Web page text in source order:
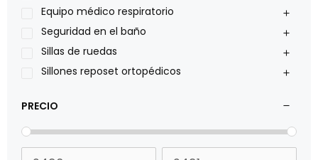
Sillas de ruedas Everest Jennings
Stealth products
Xiehe Medical
Equipo médico respiratorio
Seguridad en el baño
Sillas de ruedas
Sillones reposet ortopédicos
PRECIO